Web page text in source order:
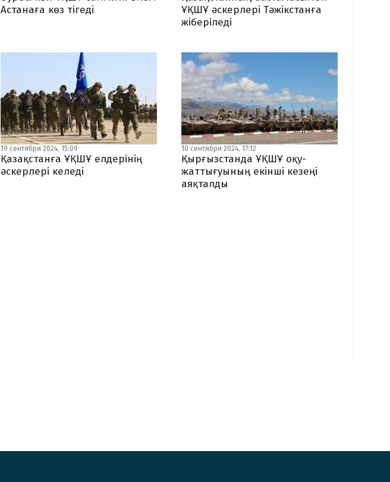
Астанаға көз тігеді
ҰҚШҰ әскерлері Тәжікстанға
жіберіледі
19 сентября 2024, 15:09
Қазақстанға ҰҚШҰ елдерінің
әскерлері келеді
10 сентября 2024, 17:12
Қырғызстанда ҰҚШҰ оқу-
жаттығуының екінші кезеңі
аяқталды